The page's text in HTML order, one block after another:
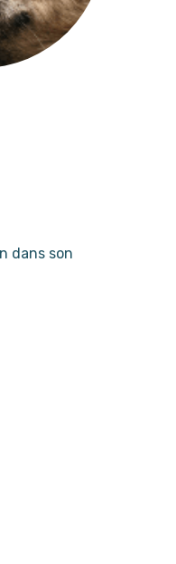
dans son